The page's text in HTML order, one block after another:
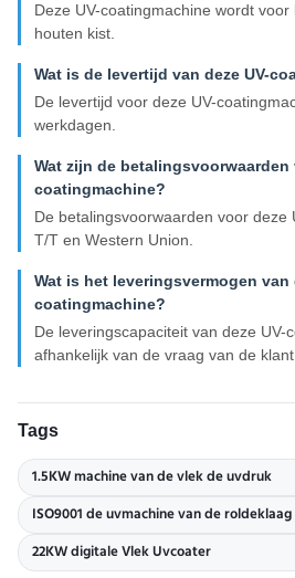
Deze UV-coatingmachine wordt
houten kist.
Wat is de levertijd van deze UV-
De levertijd voor deze UV-
werkdagen.
Wat zijn de betalingsvoorwaarden
coatingmachine?
De betalingsvoorwaarden voor deze
T/T en Western Union.
Wat is het leveringsvermogen van
coatingmachine?
De leveringscapaciteit van deze UV-
afhankelijk van de vraag van de klant.
Tags
1.5KW machine van de vlek de uvdruk
ISO9001 de uvmachine van de roldeklaag
22KW digitale Vlek Uvcoater